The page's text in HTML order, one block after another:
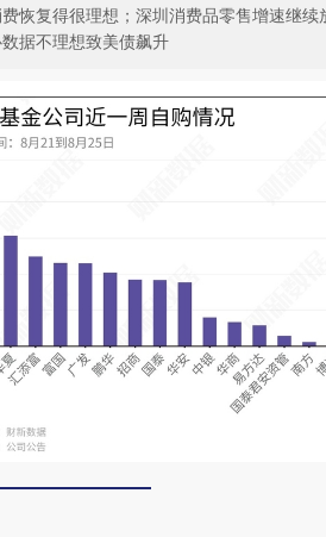
恢复得很理想；深圳消费品零售增速继
据不理想致美债飙升